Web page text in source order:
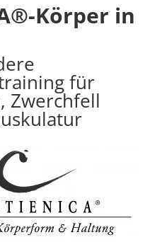
Körper in
für
Zwerchfell